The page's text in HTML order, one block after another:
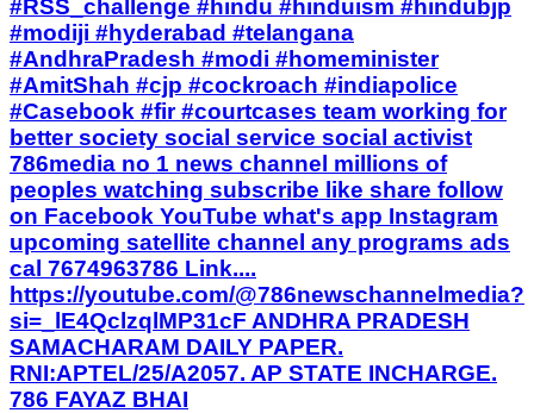
#RSS_challenge #hindu #hinduism #hindubjp
#modiji #hyderabad #telangana
#AndhraPradesh #modi #homeminister
#AmitShah #cjp #cockroach #indiapolice
#Casebook #fir #courtcases team working for
better society social service social activist
786media no 1 news channel millions of
peoples watching subscribe like share follow
on Facebook YouTube what's app Instagram
upcoming satellite channel any programs ads
cal 7674963786 Link....
https://youtube.com/@786newschannelmedia?
si=_lE4QclzqlMP31cF ANDHRA PRADESH
SAMACHARAM DAILY PAPER.
RNI:APTEL/25/A2057. AP STATE INCHARGE.
786 FAYAZ BHAI